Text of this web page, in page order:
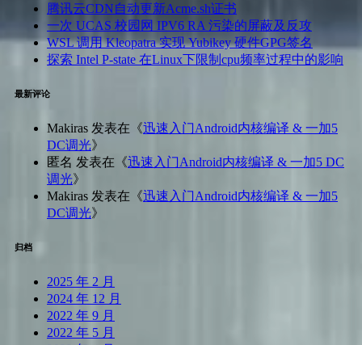
腾讯云CDN自动更新Acme.sh证书
一次 UCAS 校园网 IPV6 RA 污染的屏蔽及反攻
WSL 调用 Kleopatra 实现 Yubikey 硬件GPG签名
探索 Intel P-state 在Linux下限制cpu频率过程中的影响
最新评论
Makiras 发表在《迅速入门Android内核编译 & 一加5
DC调光》
匿名 发表在《迅速入门Android内核编译 & 一加5 DC
调光》
Makiras 发表在《迅速入门Android内核编译 & 一加5
DC调光》
归档
2025 年 2 月
2024 年 12 月
2022 年 9 月
2022 年 5 月